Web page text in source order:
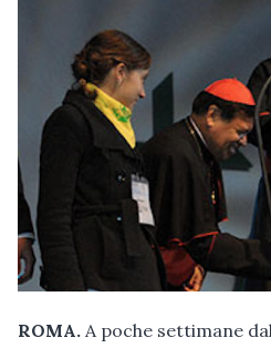
ROMA. A poche settimane